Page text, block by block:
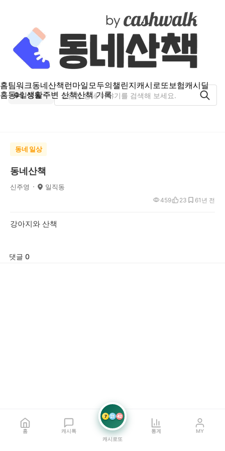
홈팀워크동네산책런마일모두의챌린지캐시로또보험캐시딜
홈동네 생활주변 산책산책 기록
일직동
동네 일상
동네산책
신주영 일직동
1년 전
459 23 6
강아지와 산책
댓글 0
홈 캐시톡
7 21 42
캐시로또
통계 MY